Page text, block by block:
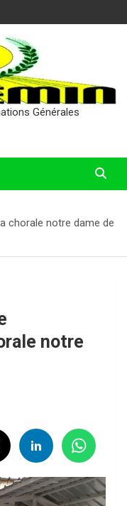
Générales
chorale notre dame de
notre